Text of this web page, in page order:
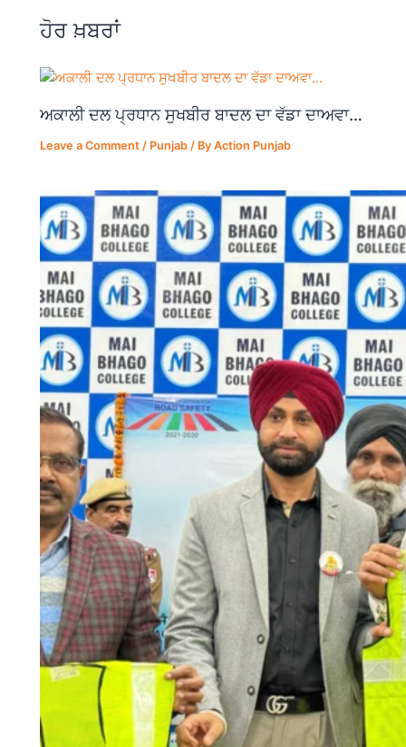
o
o
k
p
p
ਹੋਰ ਖ਼ਬਰਾਂ
ਅਕਾਲੀ ਦਲ ਪ੍ਰਧਾਨ ਸੁਖਬੀਰ ਬਾਦਲ ਦਾ ਵੱਡਾ ਦਾਅਵਾ…
Leave a Comment / Punjab / ByAction Punjab